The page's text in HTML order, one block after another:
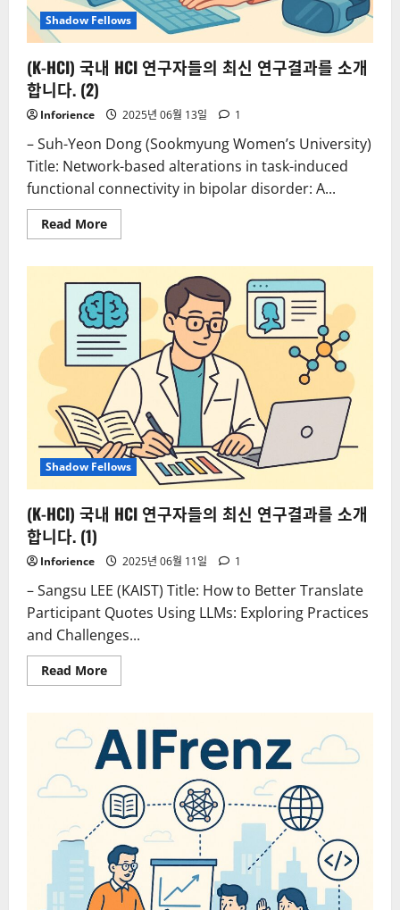
Shadow Fellows
(K-HCI) 국내 HCI 연구자들의 최신 연구결과를 소개
합니다. (2)
Inforience 2025년 06월 13일 1
– Suh-Yeon Dong (Sookmyung Women’s University)
Title: Network-based alterations in task-induced
functional connectivity in bipolar disorder: A...
Read MoreRead
more
국
내
HCI
연
구
자
들
의
최
신
연
구
결
과
를
소
개
니
다.
Shadow Fellows
(K-HCI) 국내 HCI 연구자들의 최신 연구결과를 소개
합니다. (1)
Inforience 2025년 06월 11일 1
– Sangsu LEE (KAIST) Title: How to Better Translate
Participant Quotes Using LLMs: Exploring Practices
and Challenges...
Read MoreRead
more
국
내
HCI
구
자
들
의
최
신
연
구
결
과